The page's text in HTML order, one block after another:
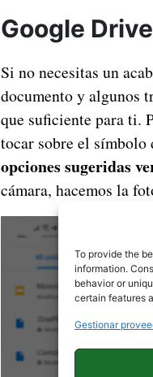
To provide the
information.
behavior or
certain features
Gestionar
Google
Si no necesitas un
documento y algunos
que suficiente para ti.
tocar sobre el símbolo
opciones sugeridas
cámara, hacemos la